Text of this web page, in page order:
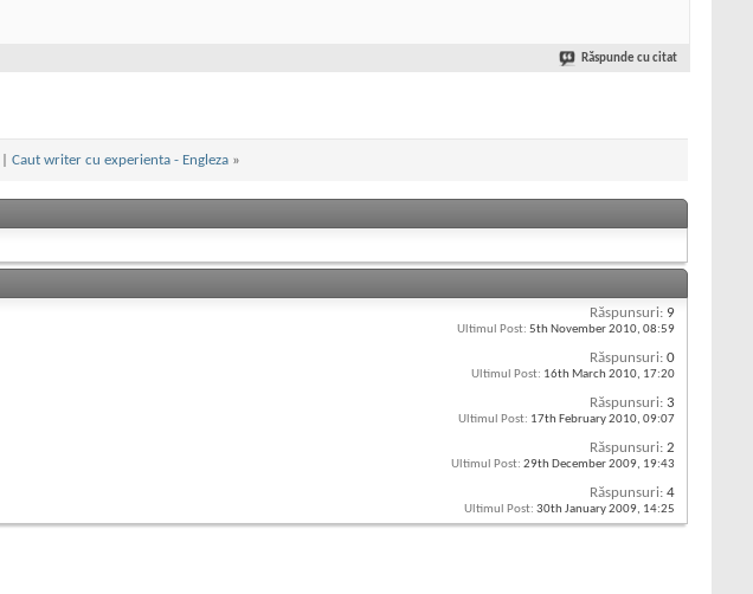
Răspunde cu citat
Caut writer cu experienta - Engleza »
Răspunsuri: 9
Ultimul Post: 5th November 2010, 08:59
Răspunsuri: 0
Ultimul Post: 16th March 2010, 17:20
Răspunsuri: 3
Ultimul Post: 17th February 2010, 09:07
Răspunsuri: 2
Ultimul Post: 29th December 2009, 19:43
Răspunsuri: 4
Ultimul Post: 30th January 2009, 14:25